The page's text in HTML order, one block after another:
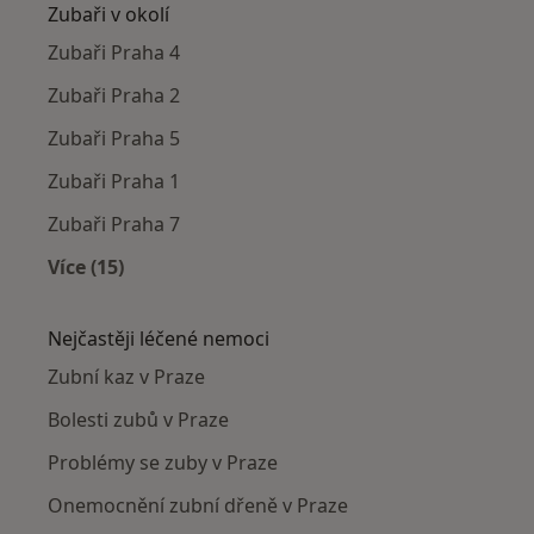
Zubaři v okolí
Zubaři Praha 4
Zubaři Praha 2
Zubaři Praha 5
Zubaři Praha 1
Zubaři Praha 7
Více (15)
Nejčastěji léčené nemoci
Zubní kaz v Praze
Bolesti zubů v Praze
Problémy se zuby v Praze
Onemocnění zubní dřeně v Praze